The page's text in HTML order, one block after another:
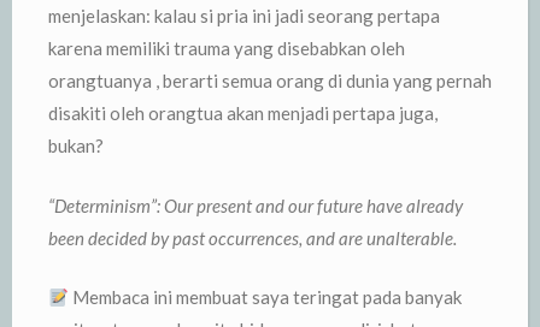
menjelaskan: kalau si pria ini jadi seorang pertapa
karena memiliki trauma yang disebabkan oleh
orangtuanya , berarti semua orang di dunia yang pernah
disakiti oleh orangtua akan menjadi pertapa juga,
bukan?
“Determinism”: Our present and our future have already
been decided by past occurrences, and are unalterable.
Membaca ini membuat saya teringat pada banyak